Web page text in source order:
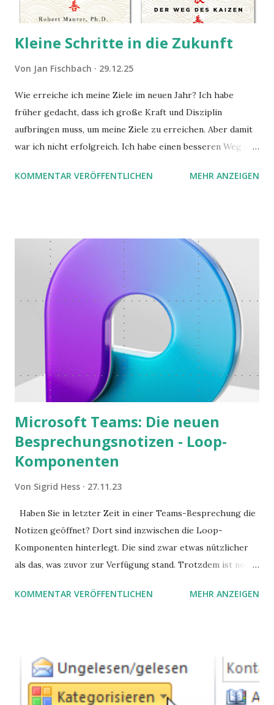
Kleine Schritte in die Zukunft
Von Jan Fischbach 29.12.25
Wie erreiche ich meine Ziele im neuen Jahr? Ich habe
früher gedacht, dass ich große Kraft und Disziplin
aufbringen muss, um meine Ziele zu erreichen. Aber damit
war ich nicht erfolgreich. Ich habe einen besseren Weg in
möchte. Darin habe ich zwei gute Begründungen gefunden,
KOMMENTAR VERÖFFENTLICHEN MEHR ANZEIGEN
Microsoft Teams: Die neuen
Besprechungsnotizen - Loop-
Komponenten
Von Sigrid Hess 27.11.23
Haben Sie in letzter Zeit in einer Teams-Besprechung die
Notizen geöffnet? Dort sind inzwischen die Loop-
Komponenten hinterlegt. Die sind zwar etwas nützlicher
als das, was zuvor zur Verfügung stand. Trotzdem ist noch
Stolperfallen. Hier ein erster, kritischer Blick auf das was
KOMMENTAR VERÖFFENTLICHEN MEHR ANZEIGEN